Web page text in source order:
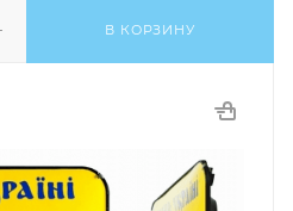
В КОРЗИНУ